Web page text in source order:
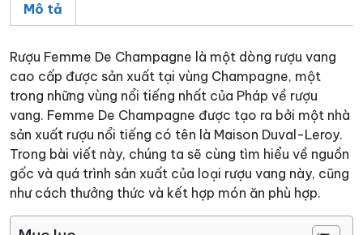
Mô tả
Rượu Femme De Champagne là một dòng rượu vang
cao cấp được sản xuất tại vùng Champagne, một
trong những vùng nổi tiếng nhất của Pháp về rượu
vang. Femme De Champagne được tạo ra bởi một nhà
sản xuất rượu nổi tiếng có tên là Maison Duval-Leroy.
Trong bài viết này, chúng ta sẽ cùng tìm hiểu về nguồn
gốc và quá trình sản xuất của loại rượu vang này, cũng
như cách thưởng thức và kết hợp món ăn phù hợp.